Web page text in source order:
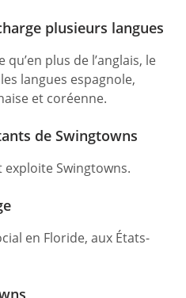
plusieurs langues
plus de l’anglais, le
langues espagnole,
et coréenne.
de Swingtowns
exploite Swingtowns.
en Floride, aux États-